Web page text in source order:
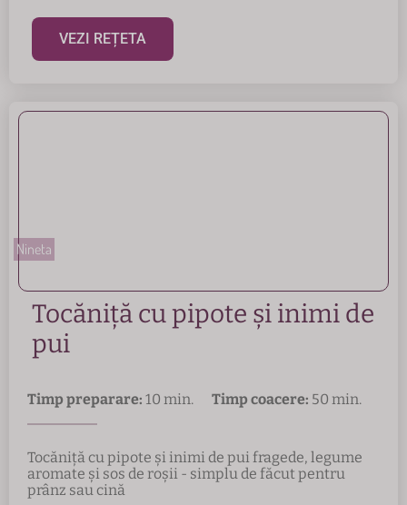
VEZI REȚETA
Nineta
Tocăniță cu pipote și inimi de
pui
Timp preparare: 10 min. Timp coacere: 50 min.
Tocăniță cu pipote și inimi de pui fragede, legume
aromate și sos de roșii - simplu de făcut pentru
prânz sau cină